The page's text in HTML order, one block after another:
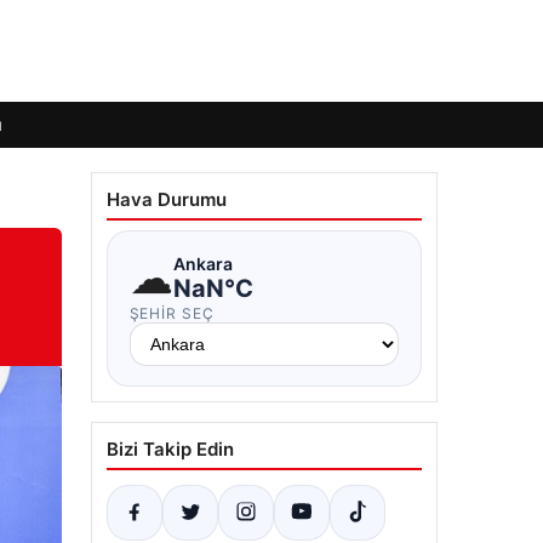
Hava Durumu
☁Ankara
NaN°C
ŞEHIR SEÇ
Bizi Takip Edin